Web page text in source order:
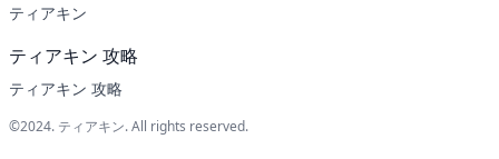
ティアキン
ティアキン 攻略
ティアキン 攻略
©2024. ティアキン. All rights reserved.